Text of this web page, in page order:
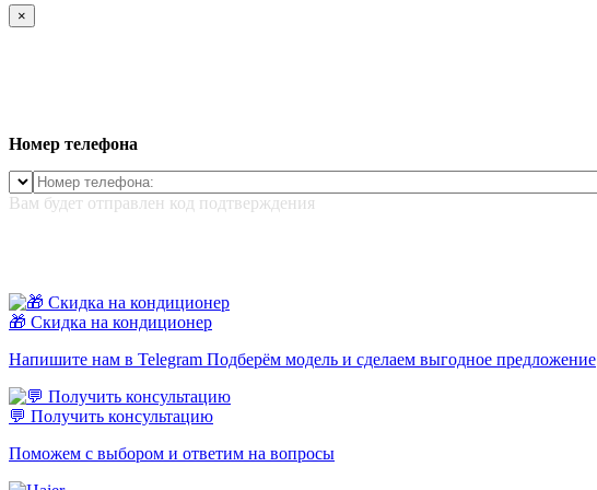
×
Номер телефона
Вам будет отправлен код подтверждения
🎁 Скидка на кондиционер
Напишите нам в Telegram Подберём модель и сделаем выгодное предложение
💬 Получить консультацию
Поможем с выбором и ответим на вопросы